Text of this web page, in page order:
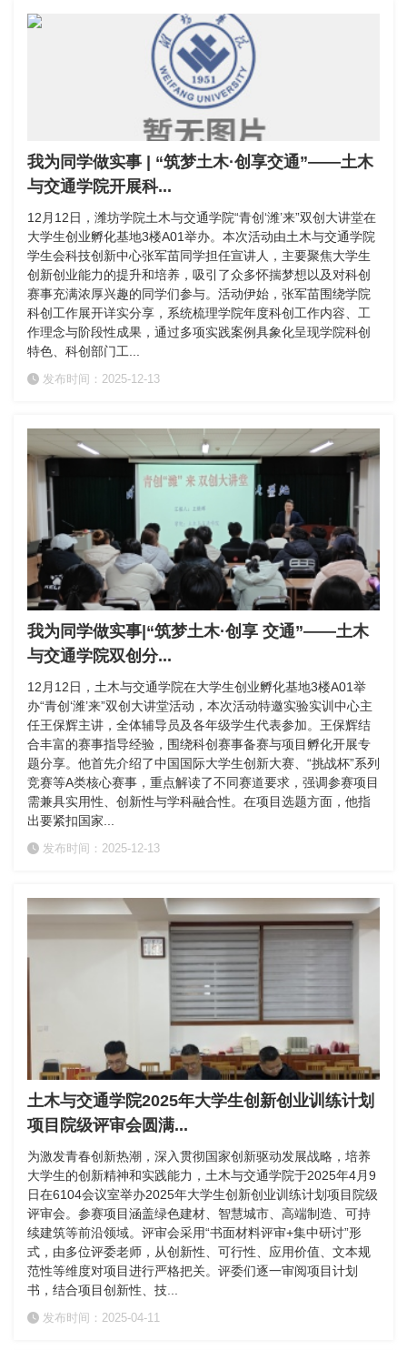
我为同学做实事 | “筑梦土木·创享交通”——土木
与交通学院开展科...
12月12日，潍坊学院土木与交通学院“青创‘潍’来”双创大讲堂在
大学生创业孵化基地3楼A01举办。本次活动由土木与交通学院
学生会科技创新中心张军苗同学担任宣讲人，主要聚焦大学生
创新创业能力的提升和培养，吸引了众多怀揣梦想以及对科创
赛事充满浓厚兴趣的同学们参与。活动伊始，张军苗围绕学院
科创工作展开详实分享，系统梳理学院年度科创工作内容、工
作理念与阶段性成果，通过多项实践案例具象化呈现学院科创
特色、科创部门工...
发布时间：2025-12-13
我为同学做实事|“筑梦土木·创享 交通”——土木
与交通学院双创分...
12月12日，土木与交通学院在大学生创业孵化基地3楼A01举
办“青创‘潍’来”双创大讲堂活动，本次活动特邀实验实训中心主
任王保辉主讲，全体辅导员及各年级学生代表参加。王保辉结
合丰富的赛事指导经验，围绕科创赛事备赛与项目孵化开展专
题分享。他首先介绍了中国国际大学生创新大赛、“挑战杯”系列
竞赛等A类核心赛事，重点解读了不同赛道要求，强调参赛项目
需兼具实用性、创新性与学科融合性。在项目选题方面，他指
出要紧扣国家...
发布时间：2025-12-13
土木与交通学院2025年大学生创新创业训练计划
项目院级评审会圆满...
为激发青春创新热潮，深入贯彻国家创新驱动发展战略，培养
大学生的创新精神和实践能力，土木与交通学院于2025年4月9
日在6104会议室举办2025年大学生创新创业训练计划项目院级
评审会。参赛项目涵盖绿色建材、智慧城市、高端制造、可持
续建筑等前沿领域。评审会采用“书面材料评审+集中研讨”形
式，由多位评委老师，从创新性、可行性、应用价值、文本规
范性等维度对项目进行严格把关。评委们逐一审阅项目计划
书，结合项目创新性、技...
发布时间：2025-04-11